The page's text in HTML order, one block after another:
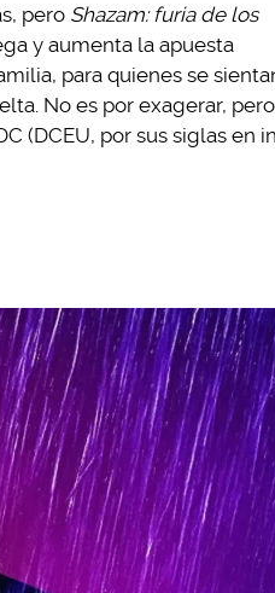
pero Shazam: furia de los
y aumenta la apuesta
para quienes se
No es por exagerar,
(DCEU, por sus siglas en